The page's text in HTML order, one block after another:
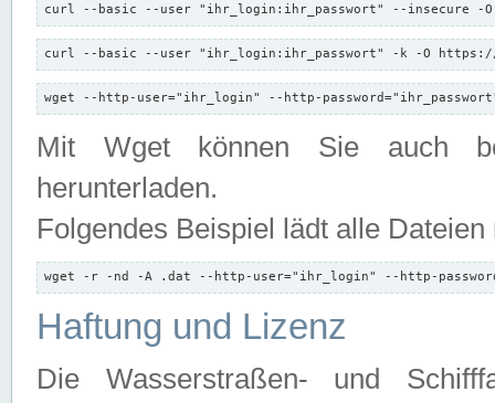
curl --basic --user "ihr_login:ihr_passwort" --insecure -
curl --basic --user "ihr_login:ihr_passwort" -k -O
wget --http-user="ihr_login" --http-
Mit Wget können Sie auch
herunterladen.
Folgendes Beispiel lädt alle
wget -r -nd -A .dat --http-user="ihr_login" --http-
Haftung und Lizenz
Die Wasserstraßen- und